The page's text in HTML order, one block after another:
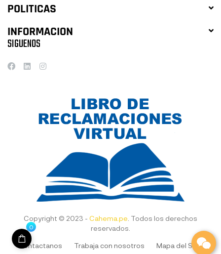
POLITICAS
INFORMACION
SIGUENOS
Copyright © 2023 - Cahema.pe . Todos los derechos
reservados.
Contactanos Trabaja con nosotros Mapa del Sitio
0